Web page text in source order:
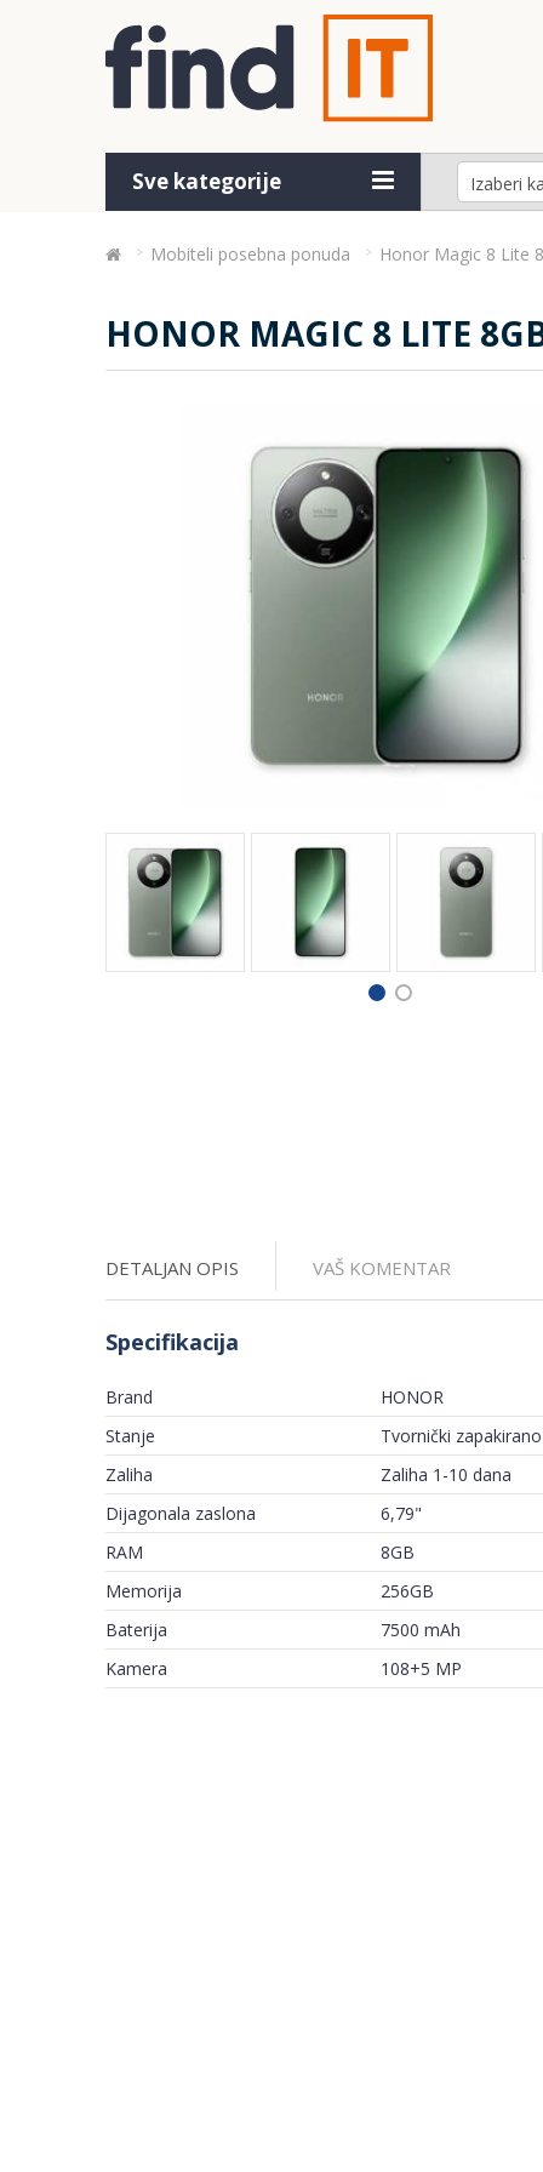
Sve kategorije
Mobiteli posebna ponuda Honor Magic 8 Lite
HONOR MAGIC 8 LITE
DETALJAN OPIS VAŠ KOMENTAR
Specifikacija
Brand
HONOR
Stanje
Tvornički zapakirano
Zaliha
Zaliha 1-10 dana
Dijagonala zaslona
6,79"
RAM
8GB
Memorija
256GB
Baterija
7500 mAh
Kamera
108+5 MP